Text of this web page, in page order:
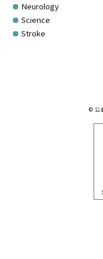
Neurology
Science
Stroke
© 公